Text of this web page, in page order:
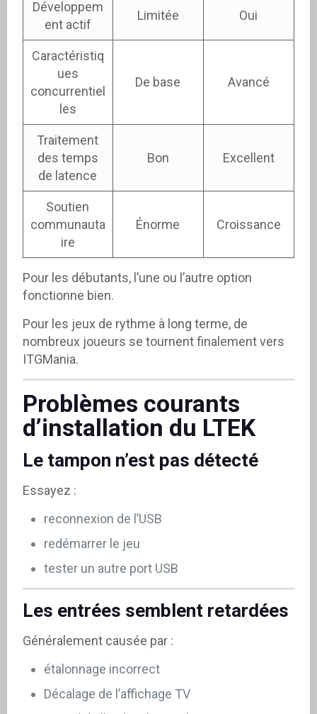
Développem
ent actif
Limitée Oui
Caractéristiq
ues
concurrentiel
les
De base Avancé
Traitement
des temps
de latence
Bon Excellent
Soutien
communauta
ire
Énorme Croissance
Pour les débutants, l’une ou l’autre option
fonctionne bien.
Pour les jeux de rythme à long terme, de
nombreux joueurs se tournent finalement vers
ITGMania.
Problèmes courants
d’installation du LTEK
Le tampon n’est pas détecté
Essayez :
reconnexion de l’USB
redémarrer le jeu
tester un autre port USB
Les entrées semblent retardées
Généralement causée par :
étalonnage incorrect
Décalage de l’affichage TV